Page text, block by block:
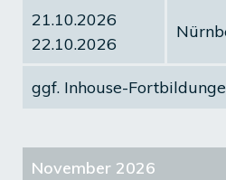
21.10.2026
22.10.2026
ggf. Inhouse-
November 2026